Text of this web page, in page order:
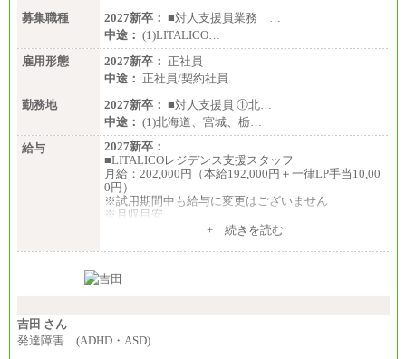
募集職種
2027新卒： ■対人支援員業務 …
中途： (1)LITALICO…
雇用形態
2027新卒： 正社員
中途： 正社員/契約社員
勤務地
2027新卒： ■対人支援員 ①北…
中途： (1)北海道、宮城、栃…
給与
2027新卒：
■LITALICOレジデンス支援スタッフ
月給：202,000円（本給192,000円＋一律LP手当10,00
0円）
※試用期間中も給与に変更はございません
※月収目安
夜勤回数により変動
条件あり）
■その他職種共通
月給：25万3,400円～
+ 続きを読む
吉田 さん
発達障害 (ADHD・ASD)